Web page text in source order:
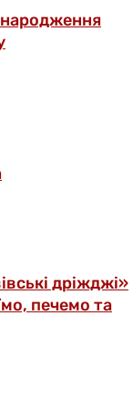
дріжджі»
печемо та